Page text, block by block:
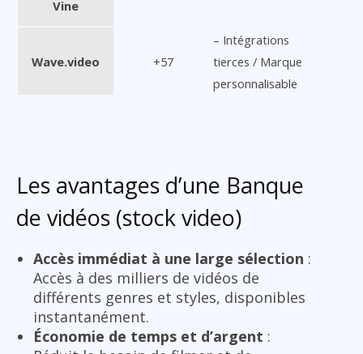
Vine
Wave.video +57
– Intégrations
tierces / Marque
personnalisable
Les avantages d’une Banque
de vidéos (stock video)
Accès immédiat à une large sélection :
Accès à des milliers de vidéos de
différents genres et styles, disponibles
instantanément.
Économie de temps et d’argent :